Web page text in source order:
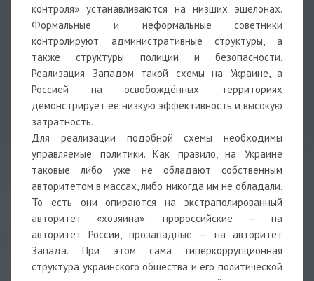
контроля» устанавливаются на низших эшелонах.
Формальные и неформальные советники
контролируют административные структуры, а
также структуры полиции и безопасности.
Реализация Западом такой схемы на Украине, а
Россией на освобождённых территориях
демонстрирует её низкую эффективность и высокую
затратность.
Для реализации подобной схемы необходимы
управляемые политики. Как правило, на Украине
таковые либо уже не обладают собственным
авторитетом в массах, либо никогда им не обладали.
То есть они опираются на экстраполированный
авторитет «хозяина»: пророссийские — на
авторитет России, прозападные — на авторитет
Запада. При этом сама гиперкоррупционная
структура украинского общества и его политической